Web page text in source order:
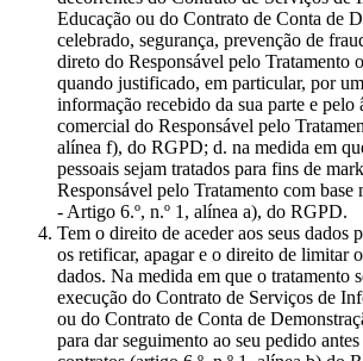
Educação ou do Contrato de Conta de
celebrado, segurança, prevenção de
direto do Responsável pelo Tratamento
quando justificado, em particular, por
informação recebido da sua parte e pelo
comercial do Responsável pelo
alínea f), do RGPD; d. na medida em
pessoais sejam tratados para fins de
Responsável pelo Tratamento com base
- Artigo 6.º, n.º 1, alínea a), do RGPD.
Tem o direito de aceder aos seus dados
os retificar, apagar e o direito de limitar
dados. Na medida em que o tratamento
execução do Contrato de Serviços de
ou do Contrato de Conta de
para dar seguimento ao seu pedido